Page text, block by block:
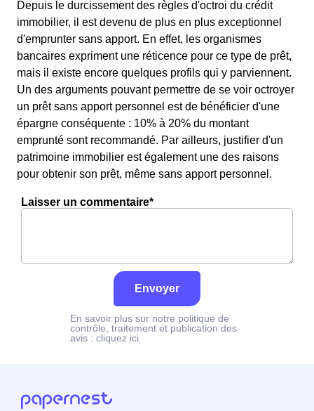
Depuis le durcissement des règles d'octroi du crédit
immobilier, il est devenu de plus en plus exceptionnel
d'emprunter sans apport. En effet, les organismes
bancaires expriment une réticence pour ce type de prêt,
mais il existe encore quelques profils qui y parviennent.
Un des arguments pouvant permettre de se voir octroyer
un prêt sans apport personnel est de bénéficier d'une
épargne conséquente : 10% à 20% du montant
emprunté sont recommandé. Par ailleurs, justifier d'un
patrimoine immobilier est également une des raisons
pour obtenir son prêt, même sans apport personnel.
Laisser un commentaire*
Envoyer
En savoir plus sur notre politique de
contrôle, traitement et publication des
avis : cliquez ici